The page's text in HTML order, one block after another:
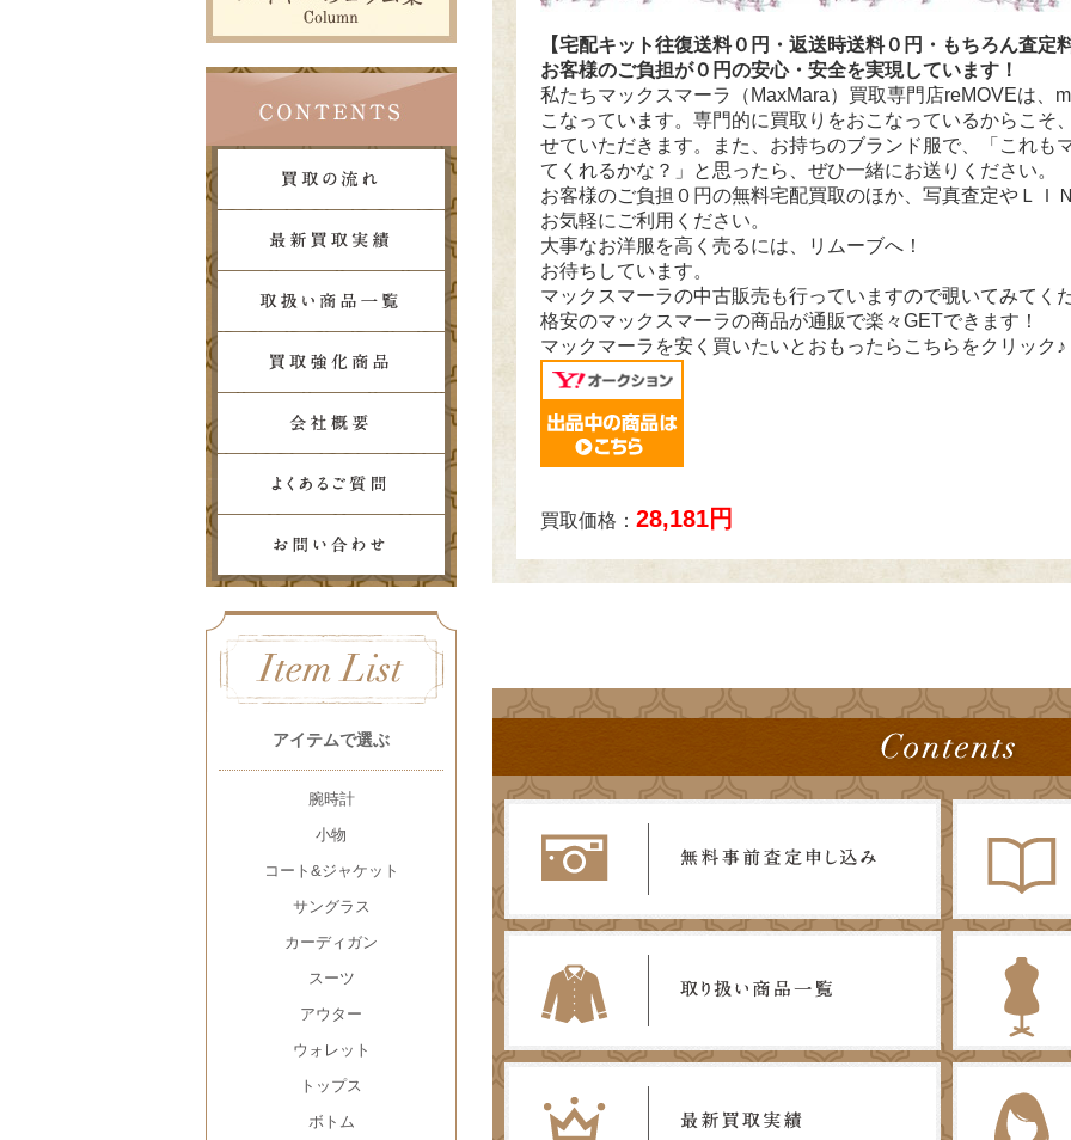
【宅配キット往復送料０円・返送時送料０円・もちろん査定
お客様のご負担が０円の安心・安全を実現しています！
私たちマックスマーラ（MaxMara）買取専門店reMOVEは、
こなっています。専門的に買取りをおこなっているからこそ
せていただきます。また、お持ちのブランド服で、「これも
てくれるかな？」と思ったら、ぜひ一緒にお送りください。
お客様のご負担０円の無料宅配買取のほか、写真査定やＬＩ
お気軽にご利用ください。
大事なお洋服を高く売るには、リムーブへ！
お待ちしています。
マックスマーラの中古販売も行っていますので覗いてみてく
格安のマックスマーラの商品が通販で楽々GETできます！
マックマーラを安く買いたいとおもったらこちらをクリック♪
買取価格： 28,181円
アイテムで選ぶ
腕時計
小物
コート&ジャケット
サングラス
カーディガン
スーツ
アウター
ウォレット
トップス
ボトム